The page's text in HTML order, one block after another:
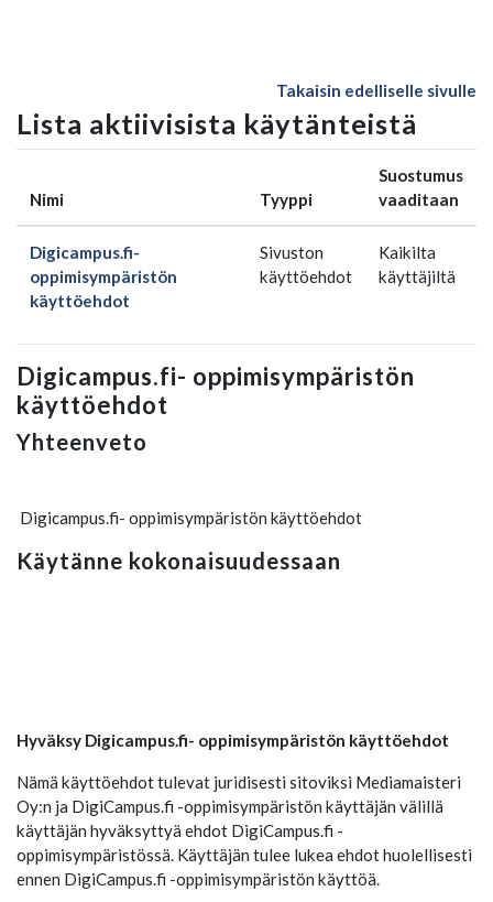
Takaisin edelliselle sivulle
Lista aktiivisista käytänteistä
Nimi Tyyppi
Suostumus
vaaditaan
Digicampus.fi-
oppimisympäristön
käyttöehdot
Sivuston
käyttöehdot
Kaikilta
käyttäjiltä
Digicampus.fi- oppimisympäristön
käyttöehdot
Yhteenveto
Digicampus.fi- oppimisympäristön käyttöehdot
Käytänne kokonaisuudessaan
Hyväksy Digicampus.fi- oppimisympäristön käyttöehdot
Nämä käyttöehdot tulevat juridisesti sitoviksi Mediamaisteri
Oy:n ja DigiCampus.fi -oppimisympäristön käyttäjän välillä
käyttäjän hyväksyttyä ehdot DigiCampus.fi -
oppimisympäristössä. Käyttäjän tulee lukea ehdot huolellisesti
ennen DigiCampus.fi -oppimisympäristön käyttöä.